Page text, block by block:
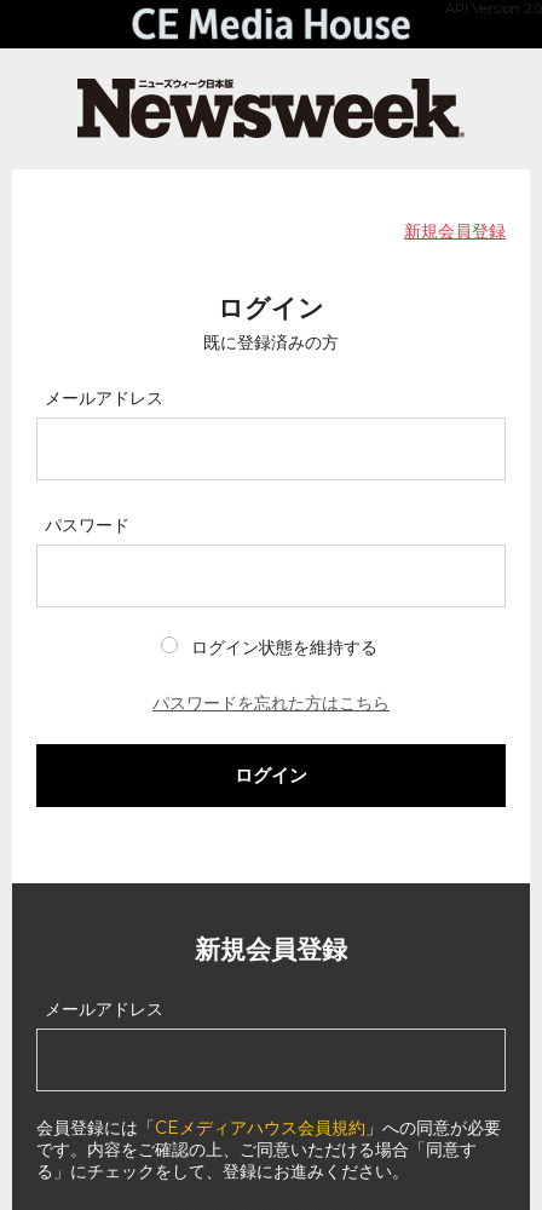
API Version 2.0
新規会員登録
ログイン
既に登録済みの方
メールアドレス
パスワード
ログイン状態を維持する
パスワードを忘れた方はこちら
ログイン
新規会員登録
メールアドレス
会員登録には「CEメディアハウス会員規約 」への同意が必要
です。内容をご確認の上、ご同意いただける場合「同意す
る」にチェックをして、登録にお進みください。